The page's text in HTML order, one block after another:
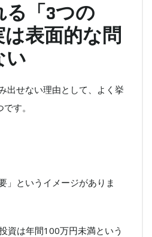
る「3つの
表面的な問
い
出せない理由として、よく挙
す。
」というイメージがありま
資は年間100万円未満という